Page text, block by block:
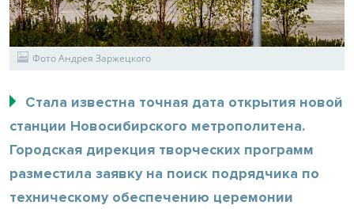
Фото Андрея Заржецкого
Стала известна точная дата открытия новой
станции Новосибирского метрополитена.
Городская дирекция творческих программ
разместила заявку на поиск подрядчика по
техническому обеспечению церемонии